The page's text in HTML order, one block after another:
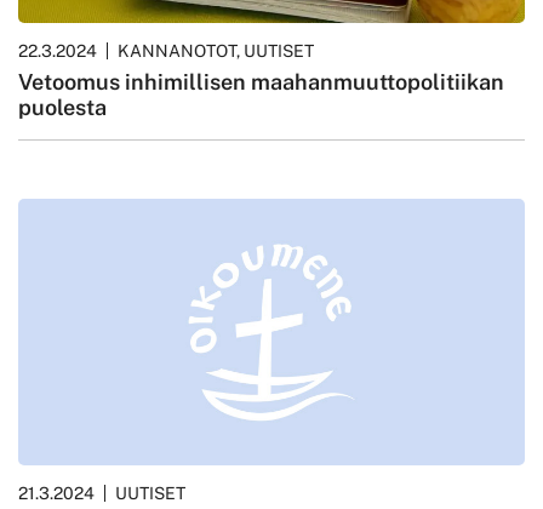
22.3.2024 KANNANOTOT, UUTISET
Vetoomus inhimillisen maahanmuuttopolitiikan
puolesta
21.3.2024 UUTISET